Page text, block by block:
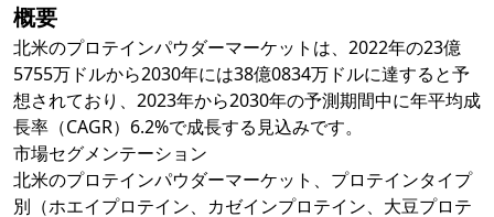
概要
北米のプロテインパウダーマーケットは、2022年の23億
5755万ドルから2030年には38億0834万ドルに達すると予
想されており、2023年から2030年の予測期間中に年平均成
長率（CAGR）6.2%で成長する見込みです。
市場セグメンテーション
北米のプロテインパウダーマーケット、プロテインタイプ
別（ホエイプロテイン、カゼインプロテイン、大豆プロテ